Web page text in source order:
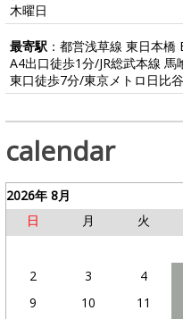
木曜日
最寄駅 ：都営浅草線 東日本
A4出口徒歩1分/JR総武本線
東口徒歩7分/東京メトロ日比
calendar
2026年 8月
日
月 火
2
3 4
9
10 11